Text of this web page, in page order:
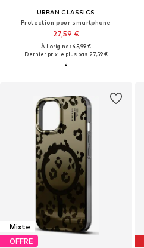
URBAN CLASSICS
Protection pour smartphone
27,59 €
À l'origine : 45,99 €
Dernier prix le plus bas :27,59 €
Mixte
OFFRE